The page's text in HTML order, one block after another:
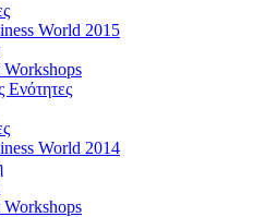
World 2015
Ενότητες
World 2014